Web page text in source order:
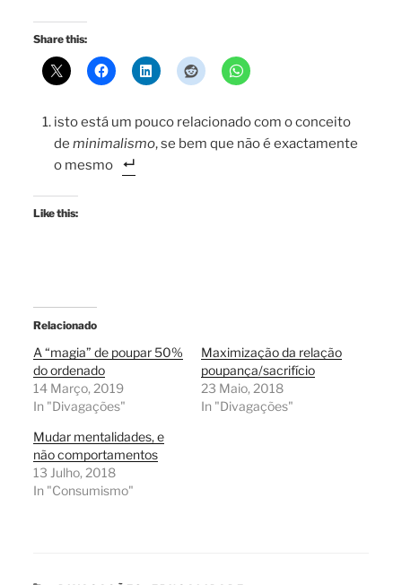
Share this:
isto está um pouco relacionado com o conceito
de minimalismo, se bem que não é exactamente
o mesmo
Like this:
Relacionado
A “magia” de poupar 50%
do ordenado
14 Março, 2019
In "Divagações"
Maximização da relação
poupança/sacrifício
23 Maio, 2018
In "Divagações"
Mudar mentalidades, e
não comportamentos
13 Julho, 2018
In "Consumismo"